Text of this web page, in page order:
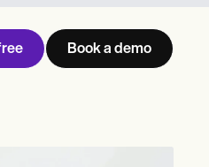
Book a demo